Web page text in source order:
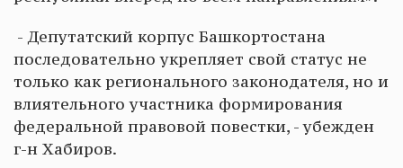
- Депутатский корпус Башкортостана
последовательно укрепляет свой статус не
только как регионального законодателя, но и
влиятельного участника формирования
федеральной правовой повестки, - убежден
г-н Хабиров.